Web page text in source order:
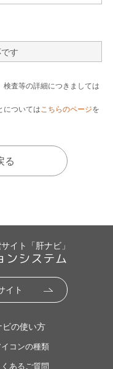
す
査等の詳細につきましては
についてはこちらのページを
る
イト「肝ナビ」
ンシステム
イト
ビの使い方
イコンの種類
くあるご質問